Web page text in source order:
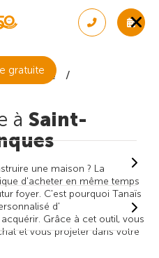
gratuite
Gironde
à Saint-
une maison ? La
d'acheter en même temps
foyer. C'est pourquoi Tanaïs
d'
acquérir. Grâce à cet outil, vous
et vous projeter dans votre